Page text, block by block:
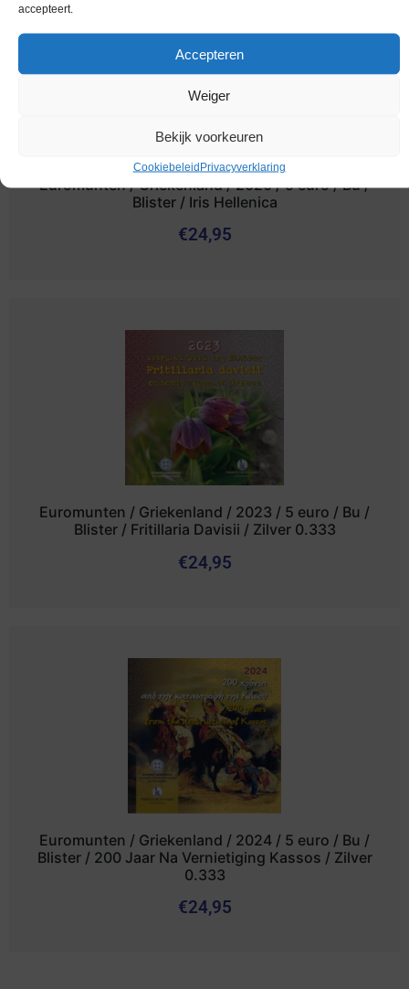
accepteert.
Accepteren
Weiger
Bekijk voorkeuren
CookiebeleidPrivacyverklaring
Euromunten / Griekenland / 2020 / 5 euro / Bu /
Blister / Iris Hellenica
€24,95
Euromunten / Griekenland / 2023 / 5 euro / Bu /
Blister / Fritillaria Davisii / Zilver 0.333
€24,95
Euromunten / Griekenland / 2024 / 5 euro / Bu /
Blister / 200 Jaar Na Vernietiging Kassos / Zilver
0.333
€24,95